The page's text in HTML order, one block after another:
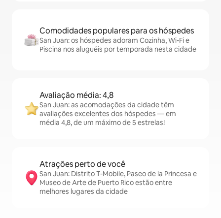
Comodidades populares para os hóspedes
San Juan: os hóspedes adoram Cozinha, Wi-Fi e
Piscina nos aluguéis por temporada nesta cidade
Avaliação média: 4,8
San Juan: as acomodações da cidade têm
avaliações excelentes dos hóspedes — em
média 4,8, de um máximo de 5 estrelas!
Atrações perto de você
San Juan: Distrito T-Mobile, Paseo de la Princesa e
Museo de Arte de Puerto Rico estão entre
melhores lugares da cidade